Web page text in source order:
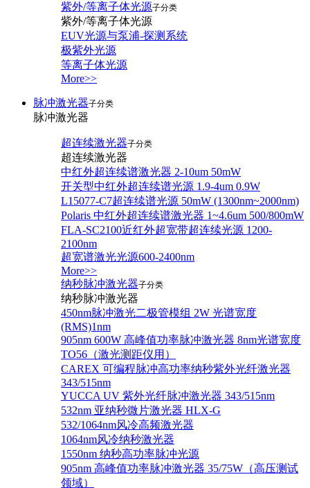
紫外/等离子体光源子分类
紫外/等离子体光源
EUV光源与泵浦-探测系统
极紫外光源
等离子体光源
More>>
脉冲激光器子分类
脉冲激光器
超连续激光器子分类
超连续激光器
中红外超连续谱激光器 2-10um 50mW
开关型中红外超连续谱光源 1.9-4um 0.9W
L15077-C7超连续谱光源 50mW (1300nm~2000nm)
Polaris 中红外超连续谱激光器 1~4.6um 500/800mW
FLA-SC2100近红外超宽带超连续光源 1200-
2100nm
超宽谱激光光源600-2400nm
More>>
纳秒脉冲激光器子分类
纳秒脉冲激光器
450nm脉冲激光二极管模组 2W 光谱宽度
(RMS)1nm
905nm 600W 高峰值功率脉冲激光器 8nm光谱宽度
TO56（激光测距仪用）
CAREX 可编程脉冲高功率纳秒紫外光纤激光器
343/515nm
YUCCA UV 紫外光纤脉冲激光器 343/515nm
532nm 亚纳秒微片激光器 HLX-G
532/1064nm风冷高频激光器
1064nm风冷纳秒激光器
1550nm 纳秒高功率脉冲光源
905nm 高峰值功率脉冲激光器 35/75W（高压测试
领域）